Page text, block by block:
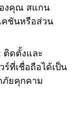
งคุณ สแกน
ชันหรือส่วน
ติดตั้งและ
ที่เชื่อถือได้เป็น
ภัยคุกคาม